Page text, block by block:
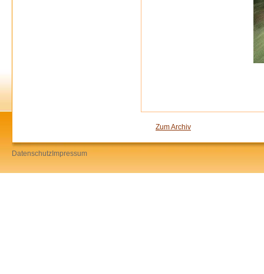
Zum Archiv
DatenschutzImpressum